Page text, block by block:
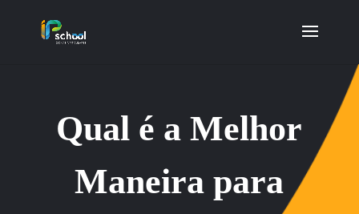
Qual é a Melhor
Maneira para